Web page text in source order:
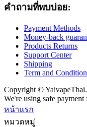
คำถามที่พบบ่อย:
Payment Methods
Money-back
Products Returns
Support Center
Shipping
Term and
Copyright ©
We're using safe payment
หน้าแรก
หมวดหมู่